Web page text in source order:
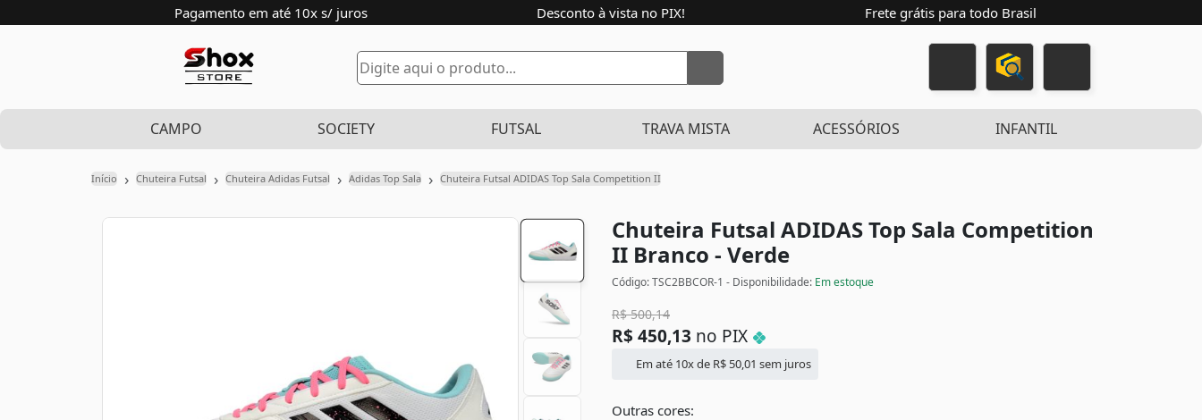
Pagamento em até 10x s/ juros Desconto à vista no PIX! Frete grátis para todo Brasil
CAMPO SOCIETY FUTSAL TRAVA MISTA ACESSÓRIOS INFANTIL
Início › Chuteira Futsal › Chuteira Adidas Futsal › Adidas Top Sala › Chuteira Futsal ADIDAS Top Sala Competition II
Chuteira Futsal ADIDAS Top Sala Competition
II Branco - Verde
Código: TSC2BBCOR-1 - Disponibilidade: Em estoque
R$500,14
R$ 450,13 no PIX
Em até 10x de R$ 50,01 sem juros
Outras cores: